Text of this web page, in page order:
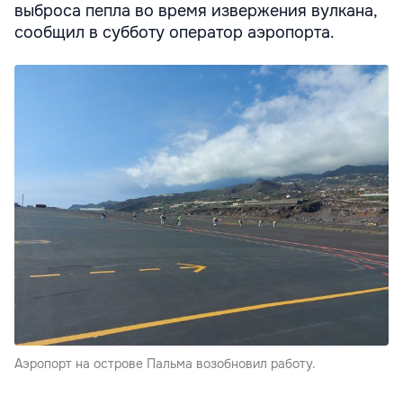
выброса пепла во время извержения вулкана,
сообщил в субботу оператор аэропорта.
Аэропорт на острове Пальма возобновил работу.